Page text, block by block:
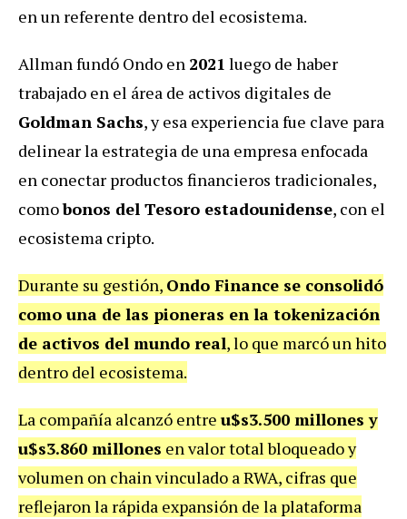
en un referente dentro del ecosistema.
Allman fundó Ondo en 2021 luego de haber
trabajado en el área de activos digitales de
Goldman Sachs, y esa experiencia fue clave para
delinear la estrategia de una empresa enfocada
en conectar productos financieros tradicionales,
comobonos del Tesoro estadounidense, con el
ecosistema cripto.
Durante su gestión, Ondo Finance se consolidó
como una de las pioneras en la tokenización
de activos del mundo real, lo que marcó un hito
dentro del ecosistema.
La compañía alcanzó entre u$s3.500 millones y
u$s3.860 millones en valor total bloqueado y
volumen on chain vinculado a RWA, cifras que
reflejaron la rápida expansión de la plataforma